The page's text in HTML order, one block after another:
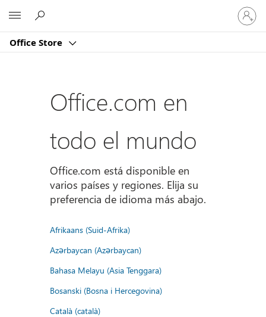
Office Store
Iniciar
sesión
en
cuenta
Office.com en
todo el mundo
Office.com está disponible en
varios países y regiones. Elija su
preferencia de idioma más abajo.
Afrikaans (Suid-Afrika)
Azərbaycan (Azərbaycan)
Bahasa Melayu (Asia Tenggara)
Bosanski (Bosna i Hercegovina)
Català (català)